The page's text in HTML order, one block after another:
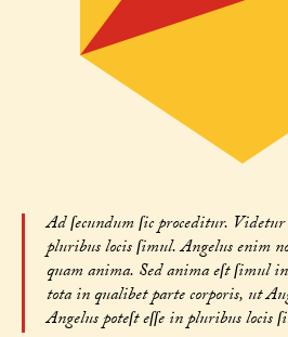
Ad ſecundum ſic proceditur. Videtur
pluribus locis ſimul. Angelus enim
quam anima. Sed anima eſt ſimul
tota in qualibet parte corporis, ut
Angelus poteſt eſſe in pluribus